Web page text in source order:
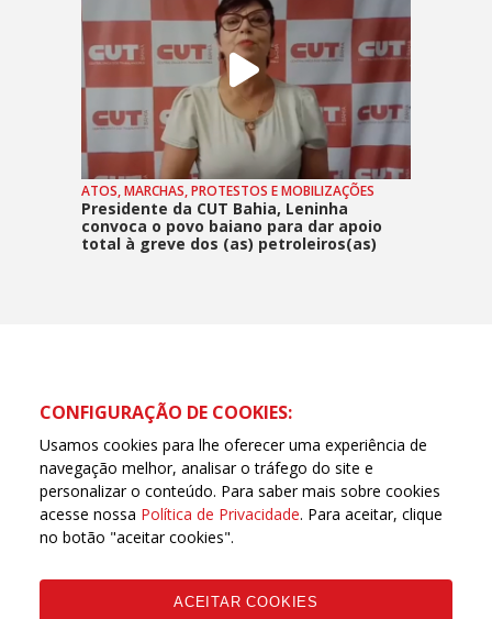
ATOS, MARCHAS, PROTESTOS E MOBILIZAÇÕES
Presidente da CUT Bahia, Leninha
convoca o povo baiano para dar apoio
total à greve dos (as) petroleiros(as)
CONFIGURAÇÃO DE COOKIES:
Usamos cookies para lhe oferecer uma experiência de
navegação melhor, analisar o tráfego do site e
personalizar o conteúdo. Para saber mais sobre cookies
acesse nossa Política de Privacidade. Para aceitar, clique
no botão "aceitar cookies".
ACEITAR COOKIES